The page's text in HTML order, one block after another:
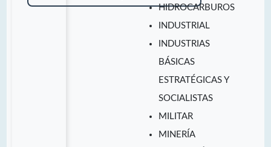
HIDROCARBUROS
INDUSTRIAL
INDUSTRIAS
BÁSICAS
ESTRATÉGICAS Y
SOCIALISTAS
MILITAR
MINERÍA